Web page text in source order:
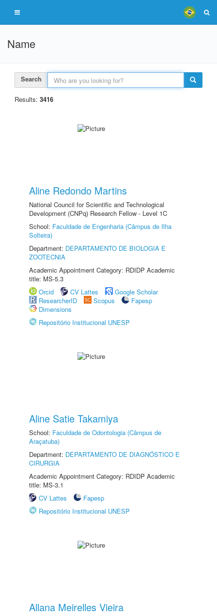
Name
Search
Results: 3416
Aline Redondo Martins
National Council for Scientific and Technological
Development (CNPq) Research Fellow - Level 1C
School: Faculdade de Engenharia (Câmpus de Ilha
Solteira)
Department: DEPARTAMENTO DE BIOLOGIA E
ZOOTECNIA
Academic Appointment Category: RDIDP Academic
title: MS-5.3
Orcid
CV Lattes
Google Scholar
ResearcherID
Scopus
Fapesp
Dimensions
Repositório Institucional UNESP
Aline Satie Takamiya
School: Faculdade de Odontologia (Câmpus de
Araçatuba)
Department: DEPARTAMENTO DE DIAGNÓSTICO E
CIRURGIA
Academic Appointment Category: RDIDP Academic
title: MS-3.1
CV Lattes
Fapesp
Repositório Institucional UNESP
Allana Meirelles Vieira